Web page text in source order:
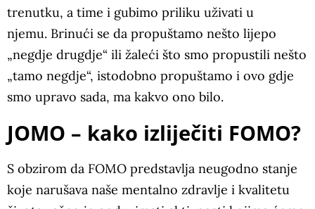
trenutku, a time i gubimo priliku uživati u
njemu. Brinući se da propuštamo nešto lijepo
„negdje drugdje“ ili žaleći što smo propustili nešto
„tamo negdje“, istodobno propuštamo i ovo gdje
smo upravo sada, ma kakvo ono bilo.
JOMO – kako izliječiti FOMO?
S obzirom da FOMO predstavlja neugodno stanje
koje narušava naše mentalno zdravlje i kvalitetu